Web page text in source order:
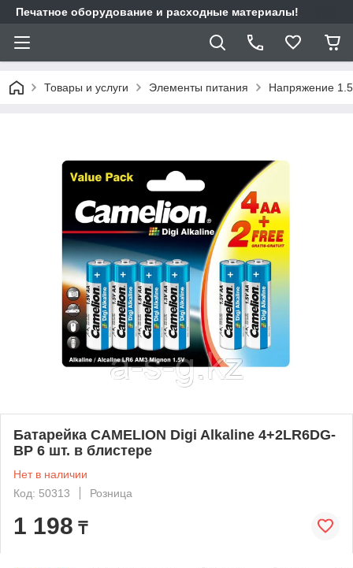
Печатное оборудование и расходные материалы!
Товары и услуги Элементы питания Напряжение
Батарейка CAMELION Digi Alkaline 4+2LR6DG-
BP 6 шт. в блистере
Нет в наличии
Код: 50313
Розница
1 198 ₸